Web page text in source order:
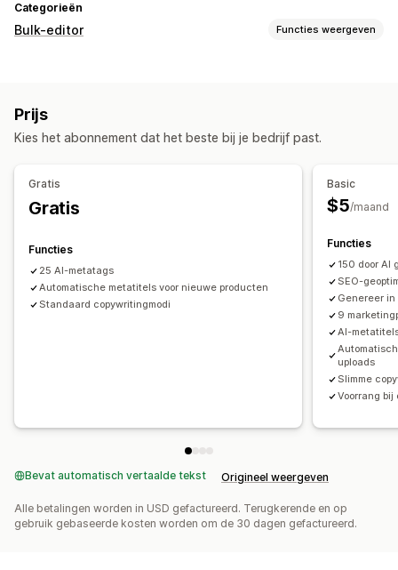
Categorieën
Bulk-editor Functies weergeven
Acties
Prijs
Kies het abonnement dat het beste bij je bedrijf past.
Gratis
Gratis
Functies
25 AI-metatags
Automatische metatitels voor nieuwe producten
Standaard copywritingmodi
Basic
$5/maand
Functies
150 door AI
SEO-
Genereer
9
AI-
uploads
Slimme
Voorrang
Bevat automatisch vertaalde tekst Origineel weergeven
Alle betalingen worden in USD gefactureerd. Terugkerende en op
gebruik gebaseerde kosten worden om de 30 dagen gefactureerd.